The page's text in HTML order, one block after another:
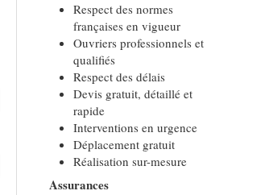
Respect des normes
françaises en vigueur
Ouvriers professionnels et
qualifiés
Respect des délais
Devis gratuit, détaillé et
rapide
Interventions en urgence
Déplacement gratuit
Réalisation sur-mesure
Assurances